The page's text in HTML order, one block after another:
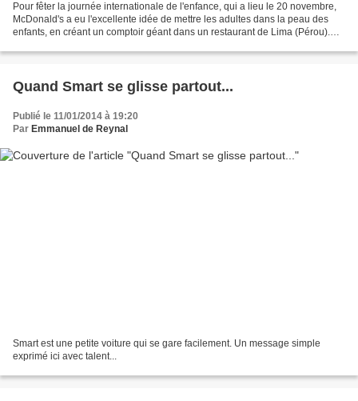
Pour fêter la journée internationale de l'enfance, qui a lieu le 20 novembre,
McDonald's a eu l'excellente idée de mettre les adultes dans la peau des
enfants, en créant un comptoir géant dans un restaurant de Lima (Pérou).
Quand Smart se glisse partout...
Publié le 11/01/2014 à 19:20
Par Emmanuel de Reynal
Smart est une petite voiture qui se gare facilement. Un message simple
exprimé ici avec talent...